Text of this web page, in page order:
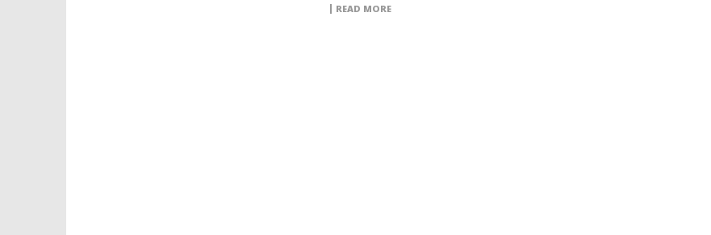
READ MORE